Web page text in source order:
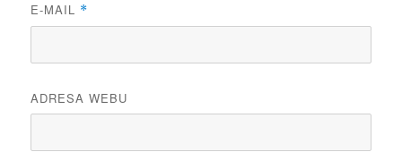
E-MAIL *
ADRESA WEBU